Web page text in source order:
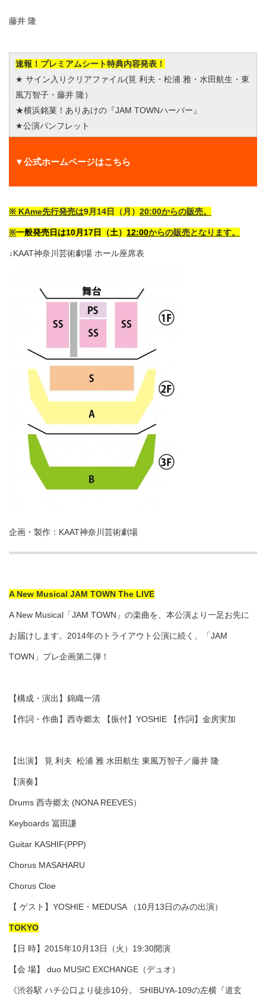
藤井 隆
速報！ プレミアムシート特典内容発表！
★ サイン入りクリアファイル(筧 利夫・松浦 雅・水田航生・東
風万智子・藤井 隆）
★横浜銘菓！ありあけの『JAM TOWNハーバー』
★公演パンフレット
▼公式ホームページはこちら
※ KAme先行発売は9月14日（月） 20:00からの販売。
※一般発売日は10月17日（土） 12:00からの販売となります。
↓KAAT神奈川芸術劇場 ホール座席表
企画・製作：KAAT神奈川芸術劇場
A New Musical JAM TOWN The LIVE
A New Musical「JAM TOWN」の楽曲を、本公演より一足お先に
お届けします。2014年のトライアウト公演に続く、「JAM
TOWN」プレ企画第二弾！
【構成・演出】錦織一清
【作詞・作曲】西寺郷太 【振付】YOSHIE 【作詞】金房実加
【出演】 筧 利夫 松浦 雅 水田航生 東風万智子／藤井 隆
【演奏】
Drums 西寺郷太 (NONA REEVES）
Keyboards 冨田謙
Guitar KASHIF(PPP)
Chorus MASAHARU
Chorus Cloe
【 ​ゲスト】YOSHIE・MEDUSA （10月13日のみの出演）
TOKYO
【日 時】2015年10月13日（火）19:30開演
【会 場】 duo MUSIC EXCHANGE（デュオ）
《渋谷駅 ハチ公口より徒歩10分。 SHIBUYA-109の左横『道玄